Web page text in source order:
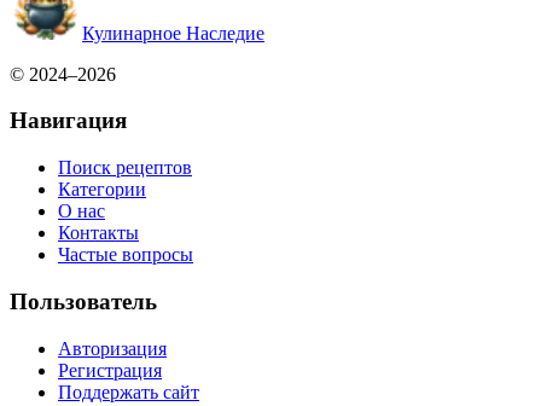
Кулинарное Наследие
© 2024–2026
Навигация
Поиск рецептов
Категории
О нас
Контакты
Частые вопросы
Пользователь
Авторизация
Регистрация
Поддержать сайт